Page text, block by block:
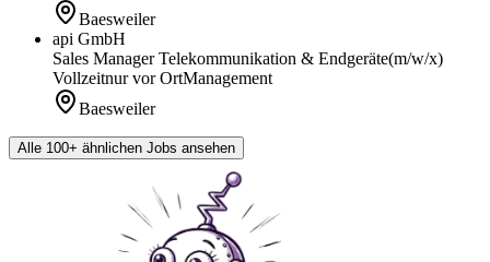
Baesweiler
api GmbH
Sales Manager Telekommunikation & Endgeräte(m/w/x)
Vollzeitnur vor OrtManagement
Baesweiler
Alle 100+ ähnlichen Jobs ansehen